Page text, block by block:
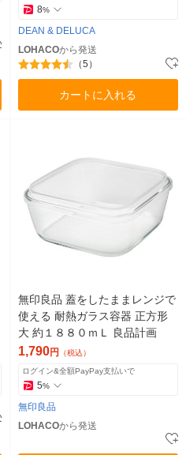
8%
DEAN & DELUCA
LOHACOから発送
（5）
カートに入れる
無印良品 蓋をしたままレンジで
使える 耐熱ガラス容器 正方形
大 約１８８０ｍＬ 良品計画
1,790円 （税込）
ログイン&全額PayPay支払いで
5%
無印良品
LOHACOから発送